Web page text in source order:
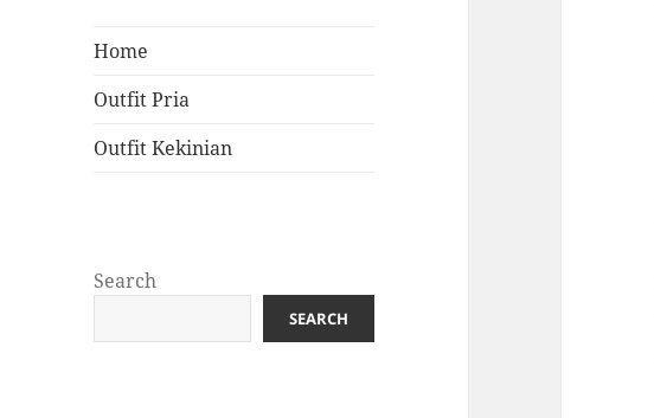
Home
Outfit Pria
Outfit Kekinian
Search
SEARCH